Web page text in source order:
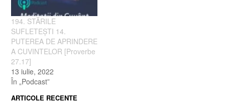
194. STĂRILE
SUFLETEȘTI 14.
PUTEREA DE APRINDERE
A CUVINTELOR [Proverbe
27.17]
13 iulie, 2022
În „Podcast”
ARTICOLE RECENTE